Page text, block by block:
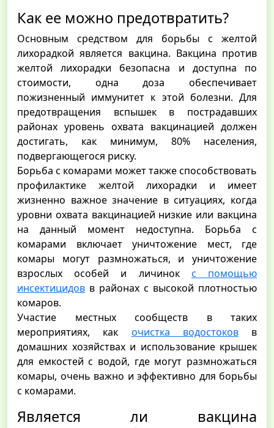
Как ее можно предотвратить?
Основным средством для борьбы с желтой
лихорадкой является вакцина. Вакцина против
желтой лихорадки безопасна и доступна по
стоимости, одна доза обеспечивает
пожизненный иммунитет к этой болезни. Для
предотвращения вспышек в пострадавших
районах уровень охвата вакцинацией должен
достигать, как минимум, 80% населения,
подвергающегося риску.
Борьба с комарами может также способствовать
профилактике желтой лихорадки и имеет
жизненно важное значение в ситуациях, когда
уровни охвата вакцинацией низкие или вакцина
на данный момент недоступна. Борьба с
комарами включает уничтожение мест, где
комары могут размножаться, и уничтожение
взрослых особей и личинок с помощью
инсектицидов в районах с высокой плотностью
комаров.
Участие местных сообществ в таких
мероприятиях, как очистка водостоковв
домашних хозяйствах и использование крышек
для емкостей с водой, где могут размножаться
комары, очень важно и эффективно для борьбы
с комарами.
Является ли вакцина